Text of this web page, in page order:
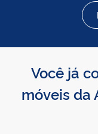
Você já
móveis da